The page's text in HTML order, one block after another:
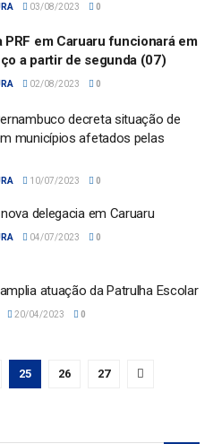
03/08/2023 0
PRF em Caruaru funcionará em
a partir de segunda (07)
02/08/2023 0
decreta situação de
municípios afetados pelas
10/07/2023 0
delegacia em Caruaru
04/07/2023 0
atuação da Patrulha Escolar
20/04/2023 0
25 26 27